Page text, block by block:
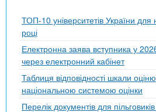
ТОП-10 університетів України
році
Електронна заява вступника у
через електронний кабінет
Таблиця відповідності шкали
національною системою оцінки
Перелік документів для